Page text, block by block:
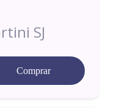
SJ
Comprar